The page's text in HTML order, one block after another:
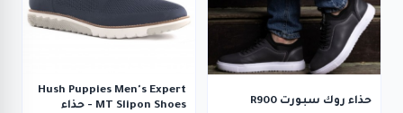
حذاء روك سبورت R900
Hush Puppies Men's Expert
MT Slipon Shoes - حذاء